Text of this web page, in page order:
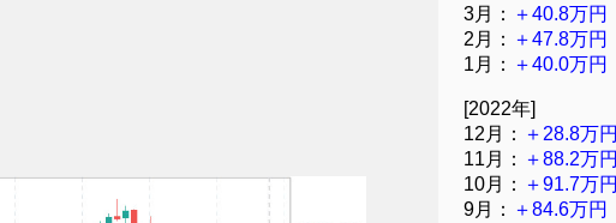
3月： ＋40.8万円
2月： ＋47.8万円
1月： ＋40.0万円
[2022年]
12月： ＋28.8万円
11月： ＋88.2万円
10月： ＋91.7万円
9月： ＋84.6万円